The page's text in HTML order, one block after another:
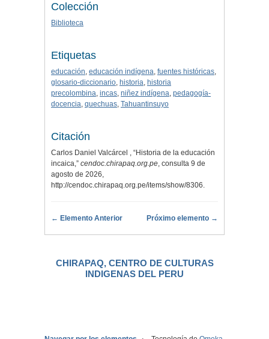
Colección
Biblioteca
Etiquetas
educación, educación indígena, fuentes históricas,
glosario-diccionario, historia, historia
precolombina, incas, niñez indígena, pedagogía-
docencia, quechuas, Tahuantinsuyo
Citación
Carlos Daniel Valcárcel , “Historia de la educación
incaica,” cendoc.chirapaq.org.pe, consulta 9 de
agosto de 2026,
http://cendoc.chirapaq.org.pe/items/show/8306.
← Elemento Anterior Próximo elemento →
CHIRAPAQ, CENTRO DE CULTURAS
INDIGENAS DEL PERU